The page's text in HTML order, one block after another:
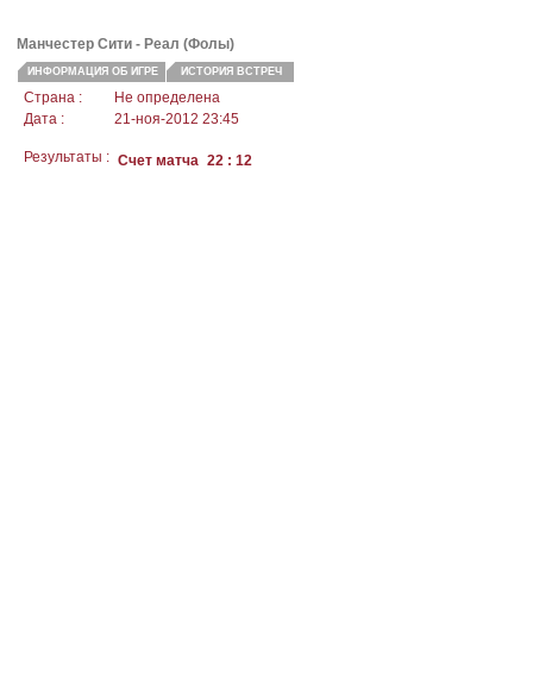
Манчестер Сити - Реал (Фолы)
ИНФОРМАЦИЯ ОБ ИГРЕ ИСТОРИЯ ВСТРЕЧ
Страна :
Не определена
Дата :
21-ноя-2012 23:45
Результаты : Счет матча 22 : 12